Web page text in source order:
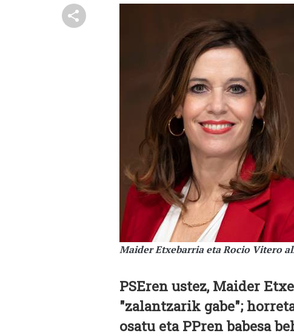
Maider Etxebarria eta Rocio Vitero
PSEren ustez, Maider
"zalantzarik gabe";
osatu eta PPren babesa